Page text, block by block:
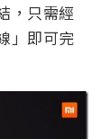
，只需經
」即可完